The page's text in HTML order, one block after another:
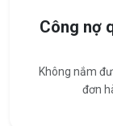
Công nợ
Không nắm
đơn